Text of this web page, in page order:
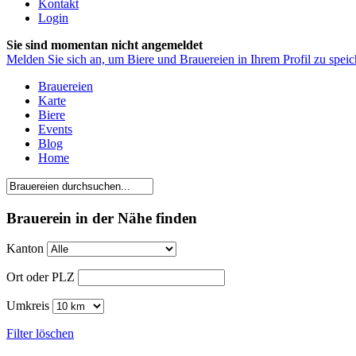
Kontakt
Login
Sie sind momentan nicht angemeldet
Melden Sie sich an, um Biere und Brauereien in Ihrem Profil zu
Brauereien
Karte
Biere
Events
Blog
Home
Brauerein in der Nähe finden
Kanton
Ort oder PLZ
Umkreis
Filter löschen